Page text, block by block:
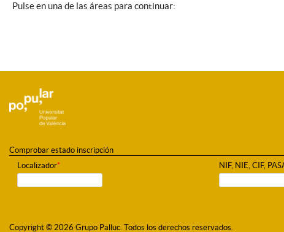
Pulse en una de las áreas para continuar:
Comprobar estado inscripción
Localizador* NIF, NIE, CIF,
Copyright © 2026 Grupo Palluc. Todos los derechos reservados.